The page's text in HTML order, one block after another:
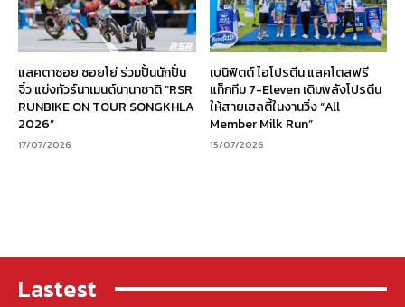
แลคตาซอย ซอยโย่ ร่วมปั้นนักปั่น
จิ๋ว แข่งทัวร์นาเมนต์นานาชาติ “RSR
RUNBIKE ON TOUR SONGKHLA
2026”
17/07/2026
เบนิฟิตต์ ไฮโปรตีน แลคโตสฟรี
แท็กทีม 7-Eleven เติมพลังโปรตีน
ให้สายเฮลตี้ในงานวิ่ง “All
Member Milk Run”
15/07/2026
Lastest